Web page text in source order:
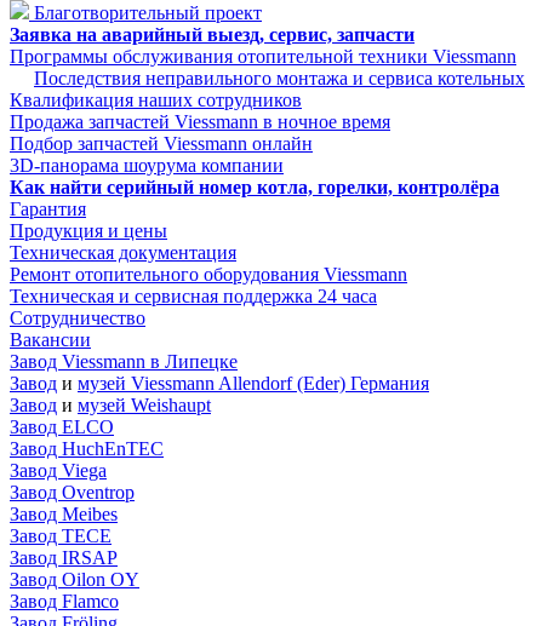
Благотворительный проект
Заявка на аварийный выезд, сервис, запчасти
Программы обслуживания отопительной техники Viessmann
Последствия неправильного монтажа и сервиса котельных
Квалификация наших сотрудников
Продажа запчастей Viessmann в ночное время
Подбор запчастей Viessmann онлайн
3D-панорама шоурума компании
Как найти серийный номер котла, горелки, контролёра
Гарантия
Продукция и цены
Техническая документация
Ремонт отопительного оборудования Viessmann
Техническая и сервисная поддержка 24 часа
Сотрудничество
Вакансии
Завод Viessmann в Липецке
Завод и музей Viessmann Allendorf (Eder) Германия
Завод и музей Weishaupt
Завод ELCO
Завод HuchEnTEC
Завод Viega
Завод Oventrop
Завод Meibes
Завод TECE
Завод IRSAP
Завод Oilon OY
Завод Flamco